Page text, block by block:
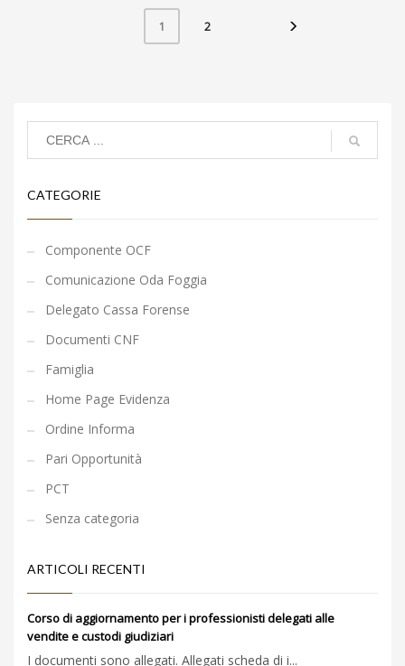
1 2
CATEGORIE
Componente OCF
Comunicazione Oda Foggia
Delegato Cassa Forense
Documenti CNF
Famiglia
Home Page Evidenza
Ordine Informa
Pari Opportunità
PCT
Senza categoria
ARTICOLI RECENTI
Corso di aggiornamento per i professionisti delegati alle
vendite e custodi giudiziari
I documenti sono allegati. Allegati scheda di i...